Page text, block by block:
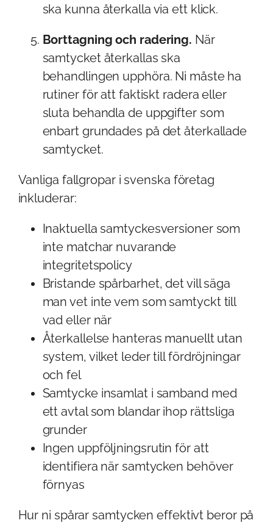
ska kunna återkalla via ett klick.
Borttagning och radering. När
samtycket återkallas ska
behandlingen upphöra. Ni måste ha
rutiner för att faktiskt radera eller
sluta behandla de uppgifter som
enbart grundades på det återkallade
samtycket.
Vanliga fallgropar i svenska företag
inkluderar:
Inaktuella samtyckesversioner som
inte matchar nuvarande
integritetspolicy
Bristande spårbarhet, det vill säga
man vet inte vem som samtyckt till
vad eller när
Återkallelse hanteras manuellt utan
system, vilket leder till fördröjningar
och fel
Samtycke insamlat i samband med
ett avtal som blandar ihop rättsliga
grunder
Ingen uppföljningsrutin för att
identifiera när samtycken behöver
förnyas
Hur ni spårar samtycken effektivt beror på